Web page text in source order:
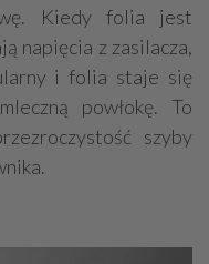
Kiedy folia jest
napięcia z zasilacza,
i folia staje się
powłokę. To
szyby